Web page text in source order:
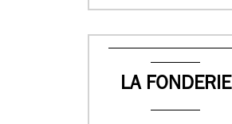
LA FONDERIE